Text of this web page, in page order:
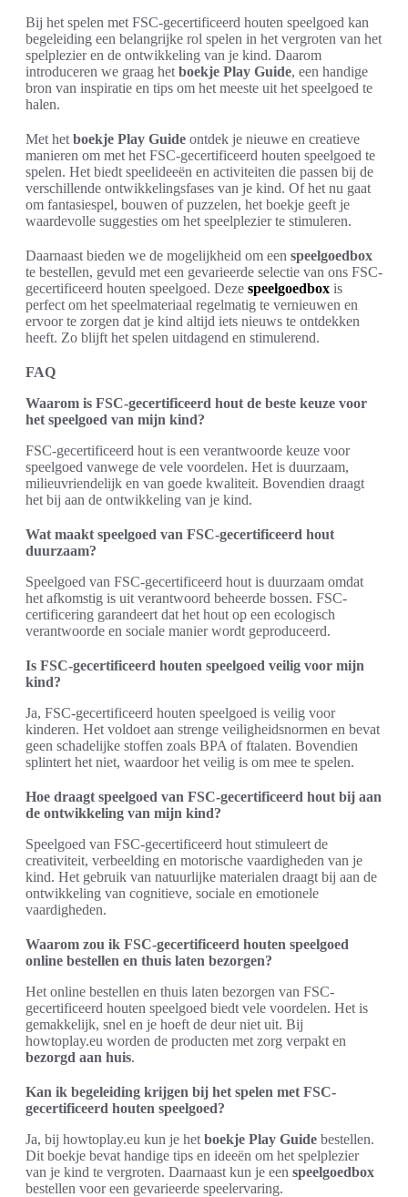
Bij het spelen met FSC-gecertificeerd houten speelgoed kan
begeleiding een belangrijke rol spelen in het vergroten van het
spelplezier en de ontwikkeling van je kind. Daarom
introduceren we graag het boekje Play Guide, een handige
bron van inspiratie en tips om het meeste uit het speelgoed te
halen.
Met het boekje Play Guide ontdek je nieuwe en creatieve
manieren om met het FSC-gecertificeerd houten speelgoed te
spelen. Het biedt speelideeën en activiteiten die passen bij de
verschillende ontwikkelingsfases van je kind. Of het nu gaat
om fantasiespel, bouwen of puzzelen, het boekje geeft je
waardevolle suggesties om het speelplezier te stimuleren.
Daarnaast bieden we de mogelijkheid om een speelgoedbox
te bestellen, gevuld met een gevarieerde selectie van ons FSC-
gecertificeerd houten speelgoed. Deze speelgoedbox is
perfect om het speelmateriaal regelmatig te vernieuwen en
ervoor te zorgen dat je kind altijd iets nieuws te ontdekken
heeft. Zo blijft het spelen uitdagend en stimulerend.
FAQ
Waarom is FSC-gecertificeerd hout de beste keuze voor
het speelgoed van mijn kind?
FSC-gecertificeerd hout is een verantwoorde keuze voor
speelgoed vanwege de vele voordelen. Het is duurzaam,
milieuvriendelijk en van goede kwaliteit. Bovendien draagt
het bij aan de ontwikkeling van je kind.
Wat maakt speelgoed van FSC-gecertificeerd hout
duurzaam?
Speelgoed van FSC-gecertificeerd hout is duurzaam omdat
het afkomstig is uit verantwoord beheerde bossen. FSC-
certificering garandeert dat het hout op een ecologisch
verantwoorde en sociale manier wordt geproduceerd.
Is FSC-gecertificeerd houten speelgoed veilig voor mijn
kind?
Ja, FSC-gecertificeerd houten speelgoed is veilig voor
kinderen. Het voldoet aan strenge veiligheidsnormen en bevat
geen schadelijke stoffen zoals BPA of ftalaten. Bovendien
splintert het niet, waardoor het veilig is om mee te spelen.
Hoe draagt speelgoed van FSC-gecertificeerd hout bij aan
de ontwikkeling van mijn kind?
Speelgoed van FSC-gecertificeerd hout stimuleert de
creativiteit, verbeelding en motorische vaardigheden van je
kind. Het gebruik van natuurlijke materialen draagt bij aan de
ontwikkeling van cognitieve, sociale en emotionele
vaardigheden.
Waarom zou ik FSC-gecertificeerd houten speelgoed
online bestellen en thuis laten bezorgen?
Het online bestellen en thuis laten bezorgen van FSC-
gecertificeerd houten speelgoed biedt vele voordelen. Het is
gemakkelijk, snel en je hoeft de deur niet uit. Bij
howtoplay.eu worden de producten met zorg verpakt en
bezorgd aan huis.
Kan ik begeleiding krijgen bij het spelen met FSC-
gecertificeerd houten speelgoed?
Ja, bij howtoplay.eu kun je het boekje Play Guide bestellen.
Dit boekje bevat handige tips en ideeën om het spelplezier
van je kind te vergroten. Daarnaast kun je een speelgoedbox
bestellen voor een gevarieerde speelervaring.